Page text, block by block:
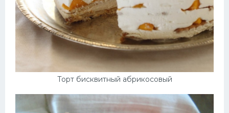
Торт бисквитный абрикосовый